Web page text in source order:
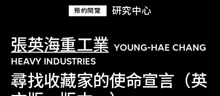
預約閱覽 研究中心
張英海重工業 YOUNG-HAE CHANG
HEAVY INDUSTRIES
尋找收藏家的使命宣言（英
探索世界頂級的二十及二十一世紀視覺